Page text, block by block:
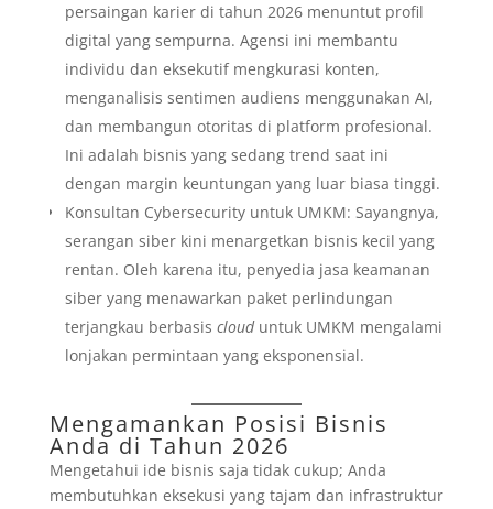
persaingan karier di tahun 2026 menuntut profil
digital yang sempurna. Agensi ini membantu
individu dan eksekutif mengkurasi konten,
menganalisis sentimen audiens menggunakan AI,
dan membangun otoritas di platform profesional.
Ini adalah bisnis yang sedang trend saat ini
dengan margin keuntungan yang luar biasa tinggi.
Konsultan Cybersecurity untuk UMKM: Sayangnya,
serangan siber kini menargetkan bisnis kecil yang
rentan. Oleh karena itu, penyedia jasa keamanan
siber yang menawarkan paket perlindungan
terjangkau berbasis clouduntuk UMKM mengalami
lonjakan permintaan yang eksponensial.
Mengamankan Posisi Bisnis
Anda di Tahun 2026
Mengetahui ide bisnis saja tidak cukup; Anda
membutuhkan eksekusi yang tajam dan infrastruktur